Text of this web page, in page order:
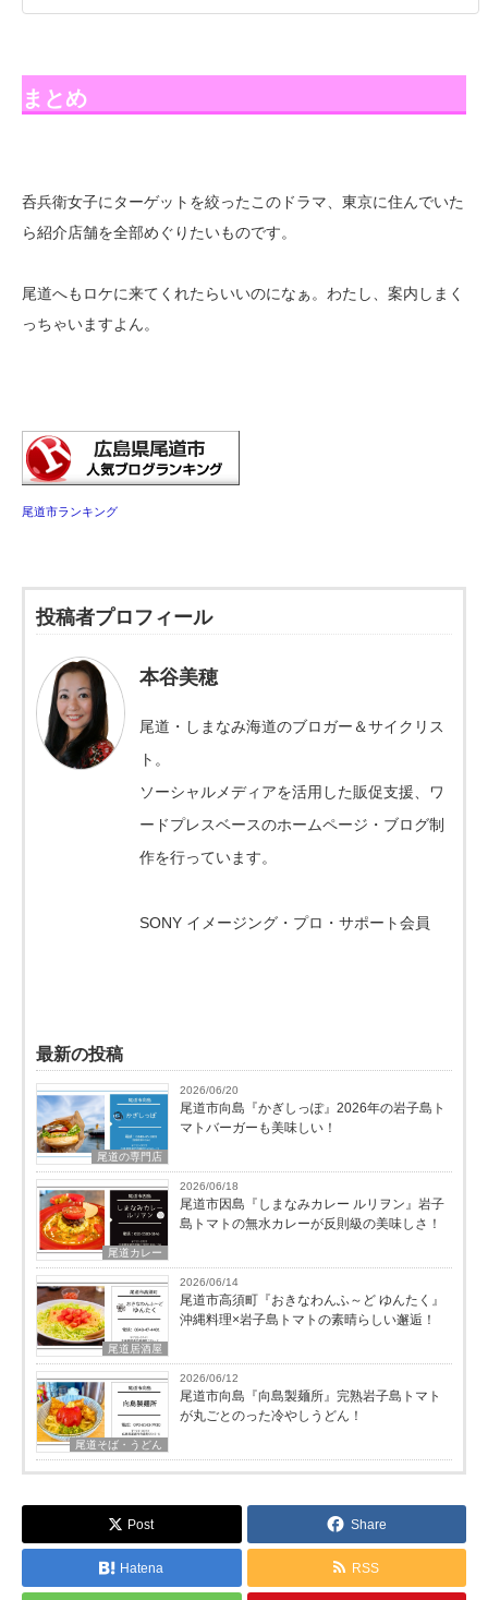
まとめ
呑兵衛女子にターゲットを絞ったこのドラマ、東京に住んでいた
ら紹介店舗を全部めぐりたいものです。
尾道へもロケに来てくれたらいいのになぁ。わたし、案内しまく
っちゃいますよん。
尾道市ランキング
投稿者プロフィール
本谷美穂
尾道・しまなみ海道のブロガー＆サイクリス
ト。
ソーシャルメディアを活用した販促支援、ワ
ードプレスベースのホームページ・ブログ制
作を行っています。
SONY イメージング・プロ・サポート会員
最新の投稿
尾道の専門店
2026/06/20
尾道市向島『かぎしっぽ』2026年の岩子島ト
マトバーガーも美味しい！
尾道カレー
2026/06/18
尾道市因島『しまなみカレー ルリヲン』岩子
島トマトの無水カレーが反則級の美味しさ！
尾道居酒屋
2026/06/14
尾道市高須町『おきなわんふ～ど ゆんたく』
沖縄料理×岩子島トマトの素晴らしい邂逅！
尾道そば・うどん
2026/06/12
尾道市向島『向島製麺所』完熟岩子島トマト
が丸ごとのった冷やしうどん！
Post Share
Hatena RSS